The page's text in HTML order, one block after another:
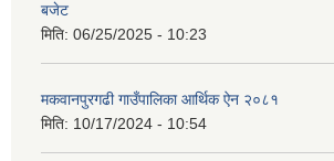
बजेट
मिति: 06/25/2025 - 10:23
मकवानपुरगढी गाउँपालिका आर्थिक ‌‌‌ऐन २०८१
मिति: 10/17/2024 - 10:54